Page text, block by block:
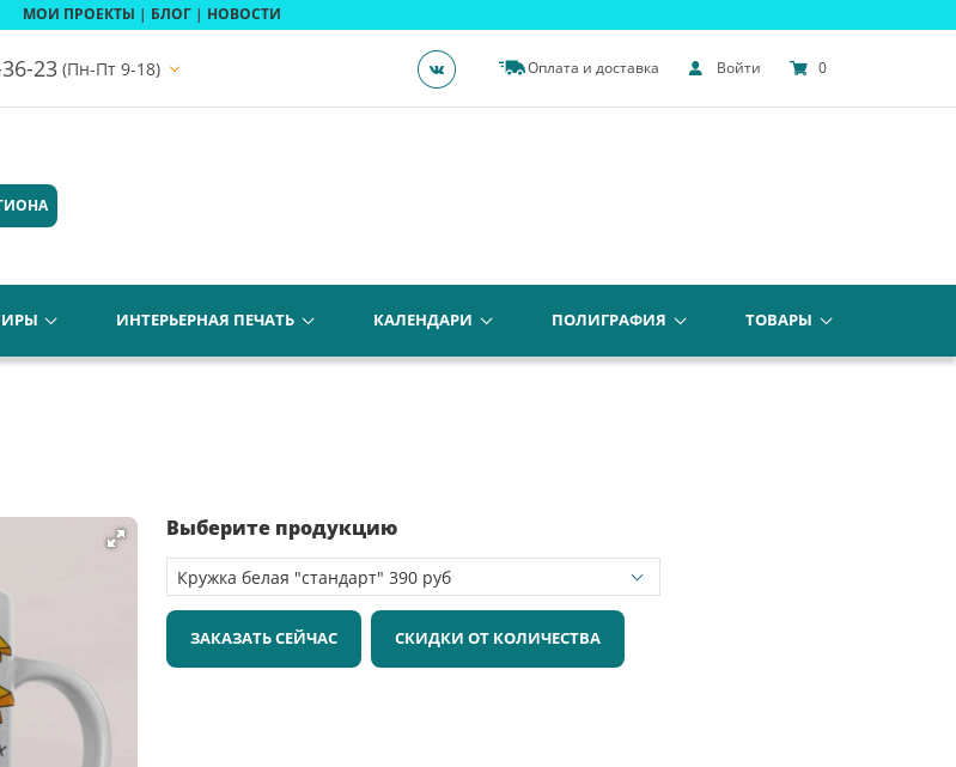
МОИ ПРОЕКТЫ | БЛОГ | НОВОСТИ
23 (Пн-Пт 9-18) Оплата и доставка Войти 0
ИНТЕРЬЕРНАЯ ПЕЧАТЬ КАЛЕНДАРИ ПОЛИГРАФИЯ ТОВАРЫ
Выберите продукцию
ЗАКАЗАТЬ СЕЙЧАС СКИДКИ ОТ КОЛИЧЕСТВА